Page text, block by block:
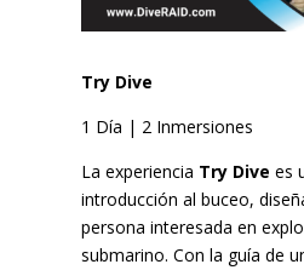
Try Dive
1 Día | 2 Inmersiones
La experiencia Try Dive es
introducción al buceo,
persona interesada en
submarino. Con la guía de